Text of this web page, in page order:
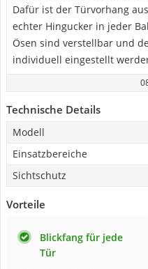
Dafür ist der Türvorhang
echter Hingucker in jeder
Ösen sind verstellbar und
individuell eingestellt
Technische Details
Modell
Einsatzbereiche
Sichtschutz
Vorteile
Blickfang für jede
Tür